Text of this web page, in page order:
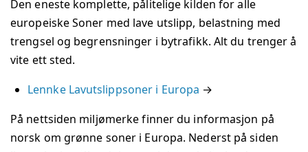
Den eneste komplette, pålitelige kilden for alle
europeiske Soner med lave utslipp, belastning med
trengsel og begrensninger i bytrafikk. Alt du trenger å
vite ett sted.
Lennke Lavutslippsoner i Europa →
På nettsiden miljømerke finner du informasjon på
norsk om grønne soner i Europa. Nederst på siden